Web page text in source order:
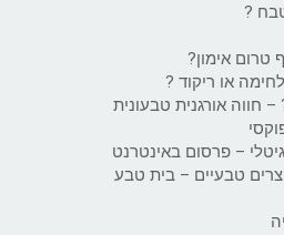
?
טרום אימון?
או ריקוד ?
חווה אורגנית טבעונית
– פרסום באינטרנט
טבעיים – בית טבע